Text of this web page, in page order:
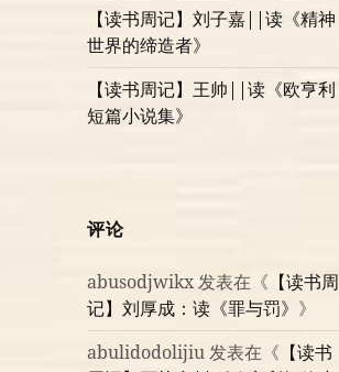
【读书周记】刘子嘉||读《精神
世界的缔造者》
【读书周记】王帅||读《欧亨利
短篇小说集》
评论
abusodjwikx发表在《 【读书周
记】刘厚成：读《罪与罚》 》
abulidodolijiu发表在《 【读书